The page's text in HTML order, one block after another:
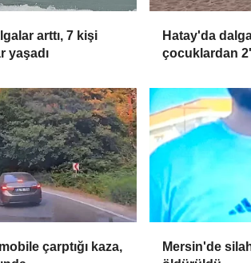
arttı, 7 kişi
yaşadı
Hatay'da
çocuklardan
çarptığı kaza,
Mersin'de